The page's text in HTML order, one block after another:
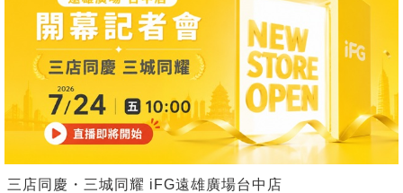
三店同慶・三城同耀 iFG遠雄廣場台中店